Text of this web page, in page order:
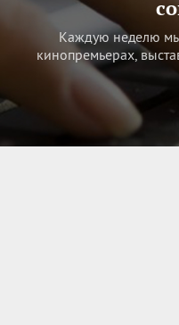
Каждую неделю
кинопремьерах,